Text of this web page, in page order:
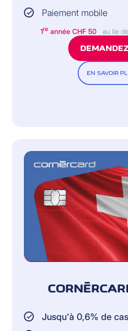
Paiement mobile
1re année CHF 50 au lie
EN SAVOIR
Jusqu'à 0,6% de